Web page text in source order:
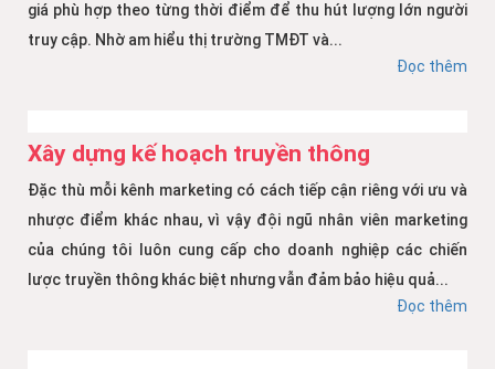
giá phù hợp theo từng thời điểm để thu hút lượng lớn người
truy cập. Nhờ am hiểu thị trường TMĐT và...
Đọc thêm
Xây dựng kế hoạch truyền thông
Đặc thù mỗi kênh marketing có cách tiếp cận riêng với ưu và
nhược điểm khác nhau, vì vậy đội ngũ nhân viên marketing
của chúng tôi luôn cung cấp cho doanh nghiệp các chiến
lược truyền thông khác biệt nhưng vẫn đảm bảo hiệu quả...
Đọc thêm